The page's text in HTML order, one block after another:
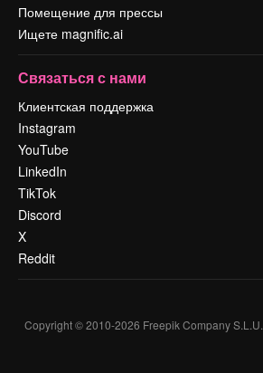
Помещение для прессы
Ищете magnific.ai
Связаться с нами
Клиентская поддержка
Instagram
YouTube
LinkedIn
TikTok
Discord
X
Reddit
Copyright © 2010-2026 Freepik Company S.L.U.